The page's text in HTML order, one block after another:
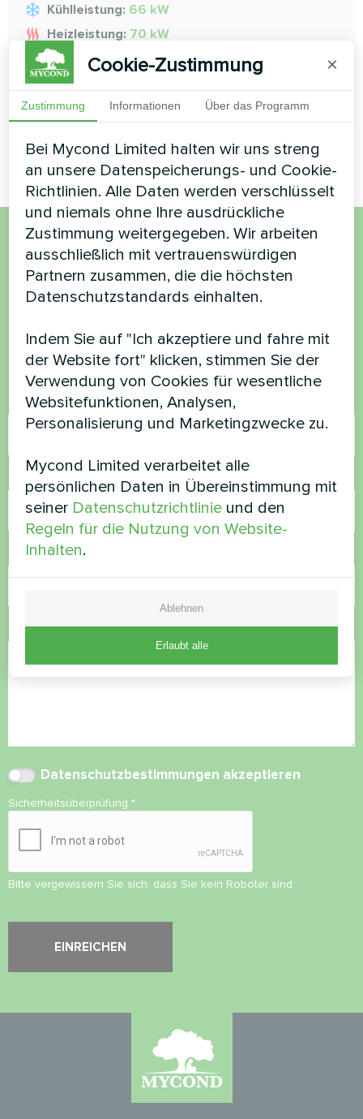
Kühlleistung: 66 kW
Heizleistung: 70 kW
MEHR LESEN
Möchten Sie kaufen oder
haben Sie Fragen?
Kontaktieren Sie uns und wir werden Ihnen
helfen
Name
Rufnummer
E-Mail
Kommentar
Datenschutzbestimmungen akzeptieren
Sicherheitsüberprüfung *
Bitte vergewissern Sie sich, dass Sie kein Roboter sind.
Cookie-Zustimmung ×
Zustimmung Informationen Über das Programm
Bei Mycond Limited halten wir uns streng
an unsere Datenspeicherungs- und Cookie-
Richtlinien. Alle Daten werden verschlüsselt
und niemals ohne Ihre ausdrückliche
Zustimmung weitergegeben. Wir arbeiten
ausschließlich mit vertrauenswürdigen
Partnern zusammen, die die höchsten
Datenschutzstandards einhalten.
Indem Sie auf "Ich akzeptiere und fahre mit
der Website fort" klicken, stimmen Sie der
Verwendung von Cookies für wesentliche
Websitefunktionen, Analysen,
Personalisierung und Marketingzwecke zu.
Mycond Limited verarbeitet alle
persönlichen Daten in Übereinstimmung mit
seiner Datenschutzrichtlinie und den
Regeln für die Nutzung von Website-
Inhalten.
Ablehnen
Erlaubt alle